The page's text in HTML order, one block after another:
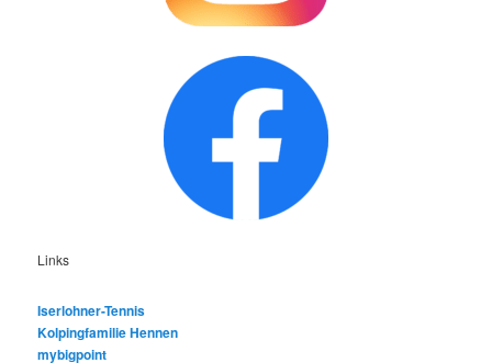
Links
Iserlohner-Tennis
Kolpingfamilie Hennen
mybigpoint